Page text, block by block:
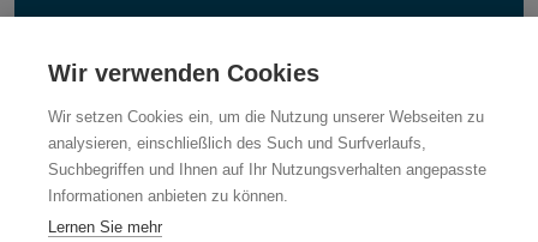
Wir verwenden Cookies
Wir setzen Cookies ein, um die Nutzung unserer Webseiten zu
analysieren, einschließlich des Such und Surfverlaufs,
Suchbegriffen und Ihnen auf Ihr Nutzungsverhalten angepasste
Informationen anbieten zu können.
Lernen Sie mehr